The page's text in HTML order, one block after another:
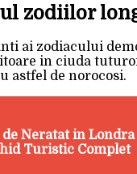
zodiilor
ai zodiacului
in ciuda
astfel de norocosi.
Neratat in Londra
Turistic Complet